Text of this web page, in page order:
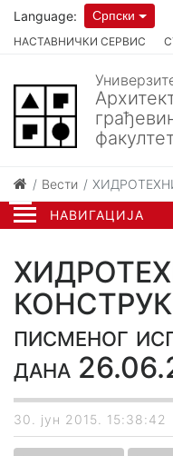
НАВИГАЦИЈА
НАСТАВНИЧКИ СЕРВИС
Language: Српски
Вести
писменог
дана
30. јун 2015. 15:38:42